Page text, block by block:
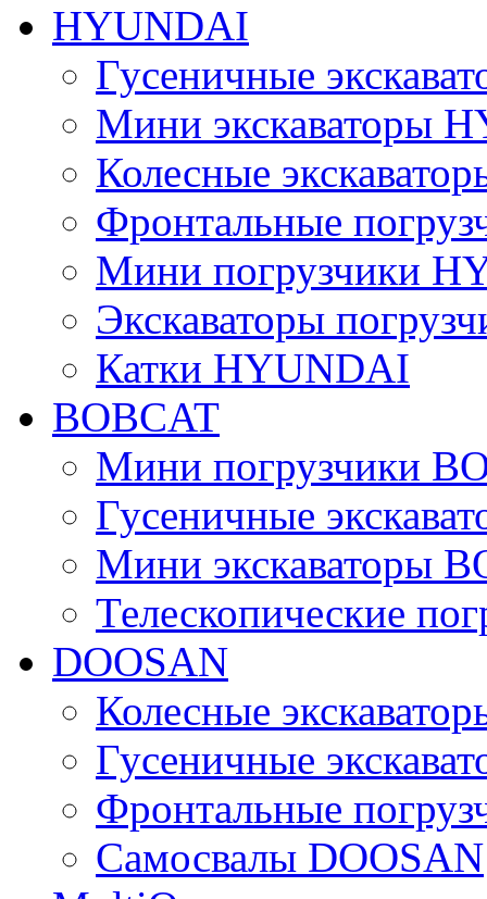
HYUNDAI
Гусеничные
Мини экскаваторы
Колесные
Фронтальные
Мини погрузчики
Экскаваторы
Катки HYUNDAI
BOBCAT
Мини погрузчики
Гусеничные
Мини экскаваторы
Телескопические
DOOSAN
Колесные
Гусеничные
Фронтальные
Самосвалы DOOSAN